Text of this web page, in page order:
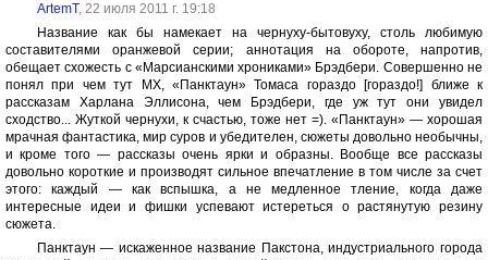
ArtemT, 22 июля 2011 г. 19:18
Название как бы намекает на чернуху-бытовуху, столь любимую
составителями оранжевой серии; аннотация на обороте, напротив,
обещает схожесть с «Марсианскими хрониками» Брэдбери. Совершенно не
понял при чем тут МХ, «Панктаун» Томаса гораздо [гораздо!] ближе к
рассказам Харлана Эллисона, чем Брэдбери, где уж тут они увидел
сходство... Жуткой чернухи, к счастью, тоже нет =). «Панктаун» — хорошая
мрачная фантастика, мир суров и убедителен, сюжеты довольно необычны,
и кроме того — рассказы очень ярки и образны. Вообще все рассказы
довольно короткие и производят сильное впечатление в том числе за счет
этого: каждый — как вспышка, а не медленное тление, когда даже
интересные идеи и фишки успевают истереться о растянутую резину
сюжета.
Панктаун — искаженное название Пакстона, индустриального города